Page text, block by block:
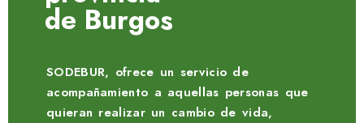
de Burgos
SODEBUR, ofrece un servicio de
acompañamiento a aquellas personas que
quieran realizar un cambio de vida,